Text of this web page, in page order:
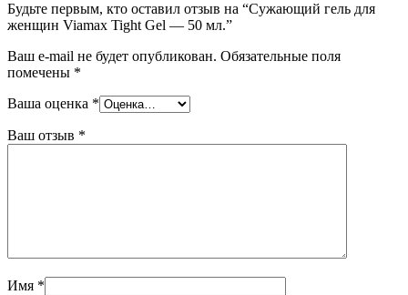
Будьте первым, кто оставил отзыв на “Сужающий гель для
женщин Viamax Tight Gel — 50 мл.”
Ваш e-mail не будет опубликован. Обязательные поля
помечены *
Ваша оценка *
Ваш отзыв *
Имя *